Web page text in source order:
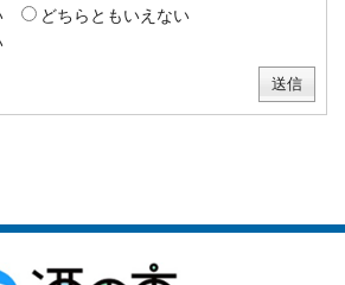
どちらともいえない